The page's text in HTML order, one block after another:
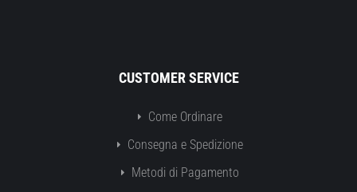
CUSTOMER SERVICE
Come Ordinare
Consegna e Spedizione
Metodi di Pagamento